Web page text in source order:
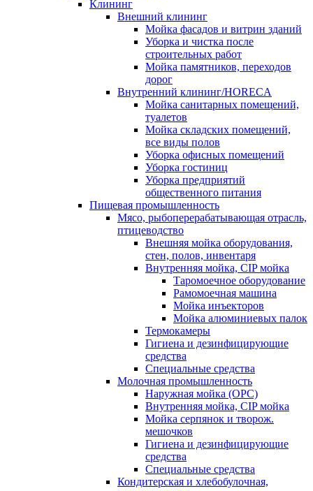
Клининг
Внешний клининг
Мойка фасадов и витрин зданий
Уборка и чистка после
строительных работ
Мойка памятников, переходов
дорог
Внутренний клининг/HORECA
Мойка санитарных помещений,
туалетов
Мойка складских помещений,
все виды полов
Уборка офисных помещений
Уборка гостиниц
Уборка предприятий
общественного питания
Пищевая промышленность
Мясо, рыбоперерабатывающая отрасль,
птицеводство
Внешняя мойка оборудования,
стен, полов, инвентаря
Внутренняя мойка, CIP мойка
Таромоечное оборудование
Рамомоечная машина
Мойка инъекторов
Мойка алюминиевых палок
Термокамеры
Гигиена и дезинфицирующие
средства
Специальные средства
Молочная промышленность
Наружная мойка (ОРС)
Внутренняя мойка, CIP мойка
Мойка серпянок и творож.
мешочков
Гигиена и дезинфицирующие
средства
Специальные средства
Кондитерская и хлебобулочная,